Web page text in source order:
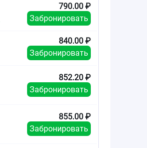
790.00 ₽
Забронировать
840.00 ₽
Забронировать
852.20 ₽
Забронировать
855.00 ₽
Забронировать